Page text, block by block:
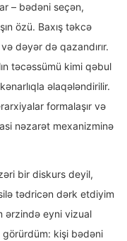
– bədəni seçən,
özü. Baxış təkcə
dəyər də qazandırır.
təcəssümü kimi qəbul
əlaqələndirilir.
formalaşır və
nəzarət mexanizminə
bir diskurs deyil,
tədricən dərk etdiyim
ərzində eyni vizual
görürdüm: kişi bədəni